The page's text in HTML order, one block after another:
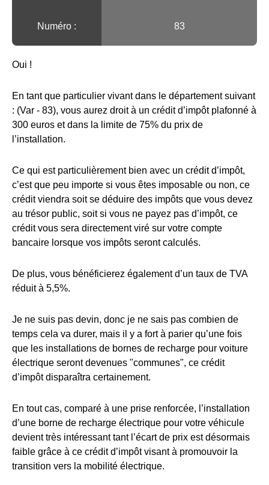
Numéro : 83
Oui !
En tant que particulier vivant dans le département suivant
: (Var - 83), vous aurez droit à un crédit d’impôt plafonné à
300 euros et dans la limite de 75% du prix de
l’installation.
Ce qui est particulièrement bien avec un crédit d’impôt,
c’est que peu importe si vous êtes imposable ou non, ce
crédit viendra soit se déduire des impôts que vous devez
au trésor public, soit si vous ne payez pas d’impôt, ce
crédit vous sera directement viré sur votre compte
bancaire lorsque vos impôts seront calculés.
De plus, vous bénéficierez également d’un taux de TVA
réduit à 5,5%.
Je ne suis pas devin, donc je ne sais pas combien de
temps cela va durer, mais il y a fort à parier qu’une fois
que les installations de bornes de recharge pour voiture
électrique seront devenues "communes", ce crédit
d’impôt disparaîtra certainement.
En tout cas, comparé à une prise renforcée, l’installation
d’une borne de recharge électrique pour votre véhicule
devient très intéressant tant l’écart de prix est désormais
faible grâce à ce crédit d’impôt visant à promouvoir la
transition vers la mobilité électrique.